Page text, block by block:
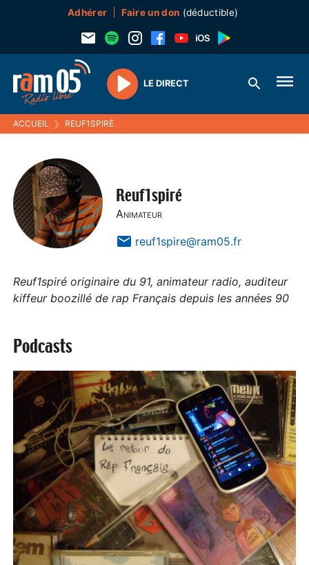
Adhérer Faire un don (déductible)
Play
LE DIRECT
ACCUEIL ❯ REUF1SPIRÉ
Reuf1spiré
Animateur
reuf1spire@ram05.fr
Reuf1spiré originaire du 91, animateur radio, auditeur
kiffeur boozillé de rap Français depuis les années 90
Podcasts